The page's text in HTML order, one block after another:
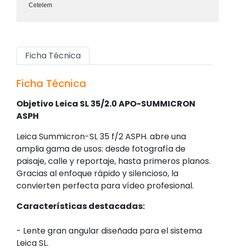
Cetelem
Ficha Técnica
Ficha Técnica
Objetivo Leica SL 35/2.0 APO-SUMMICRON
ASPH
Leica Summicron-SL 35 f/2 ASPH. abre una
amplia gama de usos: desde fotografía de
paisaje, calle y reportaje, hasta primeros planos.
Gracias al enfoque rápido y silencioso, la
convierten perfecta para vídeo profesional.
Características destacadas:
- Lente gran angular diseñada para el sistema
Leica SL.